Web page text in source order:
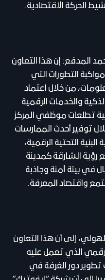
الحركة الاقتصادية.
المدفع: إن هذا التعاون
التطورات التي
من خلال اعتماد
والخدمات الرقمية
تطلعات موظفي المركز
توفير أحدث الممارسات
التحتية الرقمية،
رؤية الشارقة كمدينة
في بيئة آمنة وجاذبة
واقتصاد المعرفة.
إلى أن هذا التعاون
الذي تعمل عليه
دور الغرفة في